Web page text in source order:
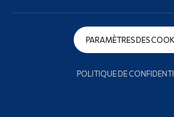
PARAMÈTRES DES
POLITIQUE DE